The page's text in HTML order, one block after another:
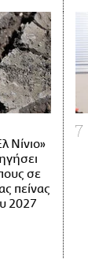
Νίνιο»
σε
πείνας
2027